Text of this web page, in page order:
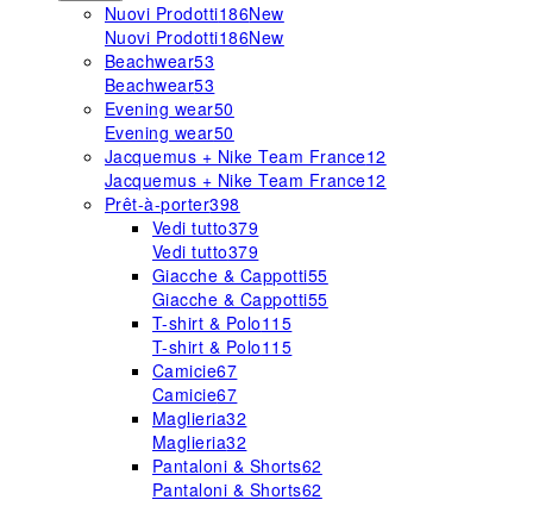
Nuovi Prodotti186New
Nuovi Prodotti186New
Beachwear53
Beachwear53
Evening wear50
Evening wear50
Jacquemus + Nike Team France12
Jacquemus + Nike Team France12
Prêt-à-porter398
Vedi tutto379
Vedi tutto379
Giacche & Cappotti55
Giacche & Cappotti55
T-shirt & Polo115
T-shirt & Polo115
Camicie67
Camicie67
Maglieria32
Maglieria32
Pantaloni & Shorts62
Pantaloni & Shorts62